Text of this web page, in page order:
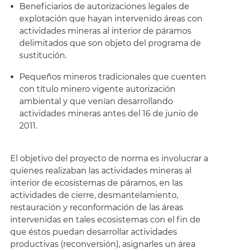
Beneficiarios de autorizaciones legales de
explotación que hayan intervenido áreas con
actividades mineras al interior de páramos
delimitados que son objeto del programa de
sustitución.
Pequeños mineros tradicionales que cuenten
con título minero vigente autorización
ambiental y que venían desarrollando
actividades mineras antes del 16 de junio de
2011.
El objetivo del proyecto de norma es involucrar a
quienes realizaban las actividades mineras al
interior de ecosistemas de páramos, en las
actividades de cierre, desmantelamiento,
restauración y reconformación de las áreas
intervenidas en tales ecosistemas con el fin de
que éstos puedan desarrollar actividades
productivas (reconversión), asignarles un área